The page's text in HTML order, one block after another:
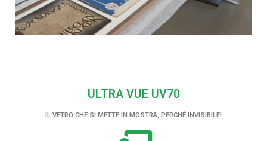
ULTRA VUE UV70
IL VETRO CHE SI METTE IN MOSTRA, PERCHÈ INVISIBILE!